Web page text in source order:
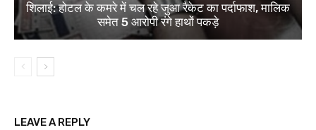
शिलाई: होटल के कमरे में चल रहे जुआ रैकेट का पर्दाफाश, मालिक
समेत 5 आरोपी रंगे हाथों पकड़े
LEAVE A REPLY